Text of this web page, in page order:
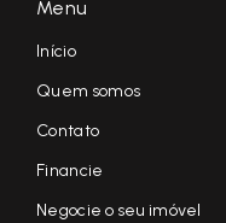
Menu
Início
Quem somos
Contato
Financie
Negocie o seu imóvel